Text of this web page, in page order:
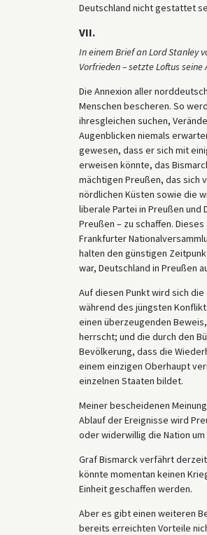
Deutschland nicht gestattet
VII.
In einem Brief an Lord Stanley
Vorfrieden – setzte Loftus seine
Die Annexion aller
Menschen bescheren. So
ihresgleichen suchen,
Augenblicken niemals
gewesen, dass er sich mit
erweisen könnte, das
mächtigen Preußen, das sich
nördlichen Küsten sowie die
liberale Partei in Preußen und
Preußen – zu schaffen.
Frankfurter
halten den günstigen
war, Deutschland in Preußen
Auf diesen Punkt wird sich
während des jüngsten
einen überzeugenden
herrscht; und die durch den
Bevölkerung, dass die
einem einzigen Oberhaupt
einzelnen Staaten bildet.
Meiner bescheidenen
Ablauf der Ereignisse wird
oder widerwillig die Nation
Graf Bismarck verfährt
könnte momentan keinen
Einheit geschaffen werden.
Aber es gibt einen weiteren
bereits erreichten Vorteile